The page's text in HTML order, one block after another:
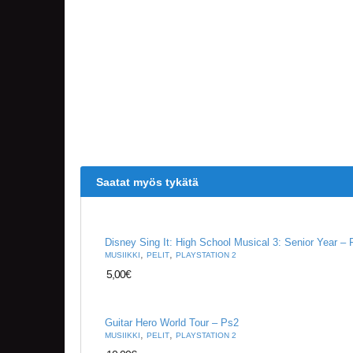
Saatat myös tykätä
Disney Sing It: High School Musical 3: Senior Year –
MUSIIKKI, PELIT, PLAYSTATION 2
5,00€
Guitar Hero World Tour – Ps2
MUSIIKKI, PELIT, PLAYSTATION 2